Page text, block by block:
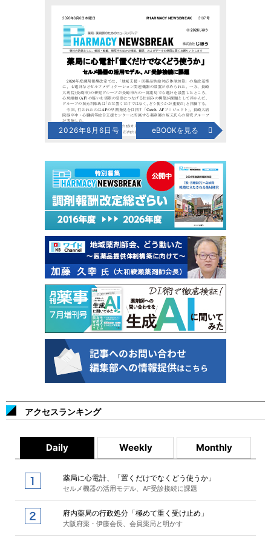
2026年8月6日号 eBOOKを見る
アクセスランキング
Daily Weekly Monthly
薬局に心電計、「置くだけでなくどう使うか」
セルメ機器の活用モデル、AF受診接続に課題
府内薬局の行政処分「極めて重く受け止め」
大阪府薬・伊藤会長、会員薬局と明かす